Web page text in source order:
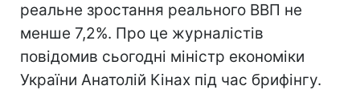
реальне зростання реального ВВП не
менше 7,2%. Про це журналістів
повідомив сьогодні міністр економіки
України Анатолій Кінах під час брифінгу.